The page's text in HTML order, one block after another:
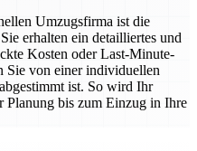
Umzugsfirma ist die
erhalten ein detailliertes und
Kosten oder Last-Minute-
Sie von einer individuellen
ist. So wird Ihr
bis zum Einzug in Ihre